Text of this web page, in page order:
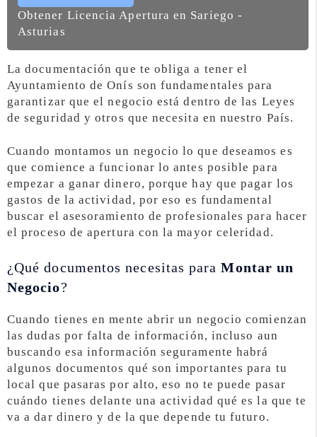
Obtener Licencia Apertura en Sariego -
Asturias
La documentación que te obliga a tener el
Ayuntamiento de Onís son fundamentales para
garantizar que el negocio está dentro de las Leyes
de seguridad y otros que necesita en nuestro País.
Cuando montamos un negocio lo que deseamos es
que comience a funcionar lo antes posible para
empezar a ganar dinero, porque hay que pagar los
gastos de la actividad, por eso es fundamental
buscar el asesoramiento de profesionales para hacer
el proceso de apertura con la mayor celeridad.
¿Qué documentos necesitas paraMontar un
Negocio?
Cuando tienes en mente abrir un negocio comienzan
las dudas por falta de información, incluso aun
buscando esa información seguramente habrá
algunos documentos qué son importantes para tu
local que pasaras por alto, eso no te puede pasar
cuándo tienes delante una actividad qué es la que te
va a dar dinero y de la que depende tu futuro.